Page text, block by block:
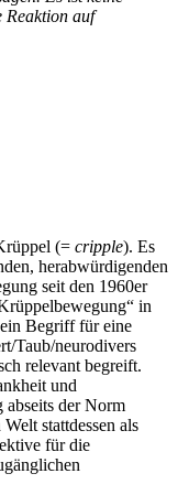
Reaktion auf
(= cripple). Es
herabwürdigenden
seit den 1960er
in
Begriff für eine
Taub/neurodivers
relevant begreift.
und
abseits der Norm
stattdessen als
für die